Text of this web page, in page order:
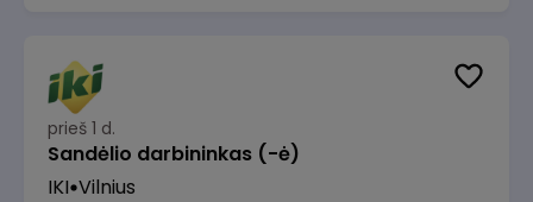
prieš 1 d.
Sandėlio darbininkas (-ė)
IKI Vilnius